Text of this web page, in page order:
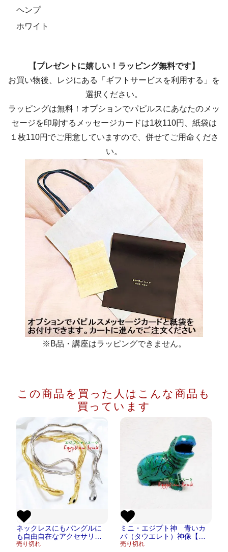
ヘンプ
ホワイト
【プレゼントに嬉しい！ラッピング無料です】
お買い物後、レジにある「ギフトサービスを利用する」を
選択ください。
ラッピングは無料！オプションでパピルスにあなたのメッ
セージを印刷するメッセージカードは1枚110円、紙袋は
１枚110円でご用意していますので、併せてご用命くださ
い。
※B品・講座はラッピングできません。
この商品を買った人は こんな商品も
買っています
ネックレスにもバングルに
も自由自在なアクセサリ
ー エジプシャンワイヤー
売り切れ
ミニ・エジプト神 青いカ
バ（タウエレト）神像【宅
急便のみ】
売り切れ